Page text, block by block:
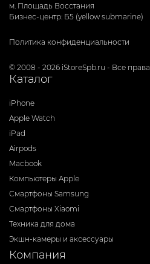
м. Площадь Восстания
Бизнес-центр: Б5 (yellow submarine)
Политика конфиденциальности
© 2008 - 2026 iStoreSpb.ru - Все
Каталог
iPhone
Apple Watch
iPad
Airpods
Macbook
Компьютеры Apple
Смартфоны Samsung
Смартфоны Xiaomi
Техника для дома
Экшн-камеры и аксессуары
Компания